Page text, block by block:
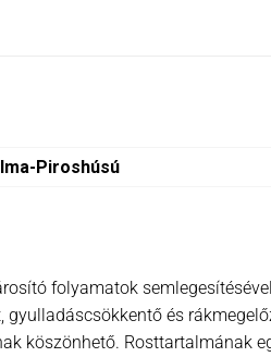
Piroshúsú
folyamatok
és
köszönhető. Rosttartalmának